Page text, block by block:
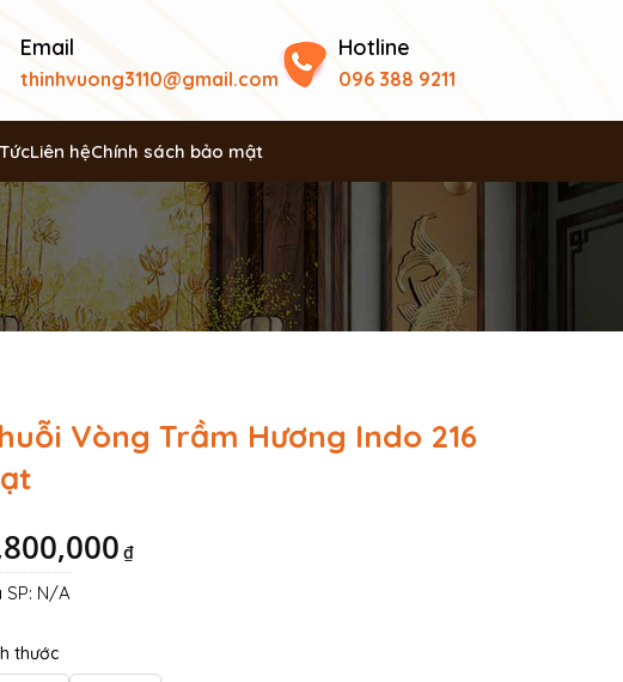
Email
thinhvuong3110@gmail.com
Hotline
096 388 9211
Liên hệChính sách bảo mật
Vòng Trầm Hương Indo 216
₫
thước
SP: N/A